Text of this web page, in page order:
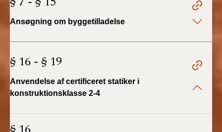
2022)
BR18 (29/6 - 31/12
Ansøgning om byggetilladelse
§ 16 - § 19
Anvendelse af certificeret statiker i
konstruktionsklasse 2-4